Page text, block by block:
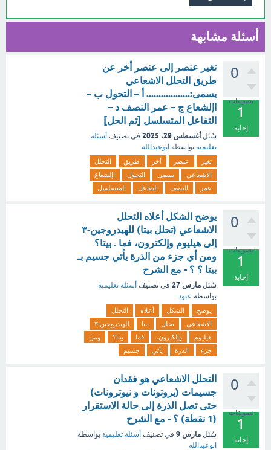
أسئلة مشابهة
0
تصويتات
1
إجابة
تغير عنصر إلى عنصر أخر عن
طريق التحلل الاشعاعي
يسمى:.................. أ – التحول ب –
اإلشعاع ج – عمر النصف د –
التفاعل المتسلسل [تم الحل]
سُئل أغسطس 29، 2025 في تصنيف أسئلة
تعليمية بواسطة ابوعبدالله
تغير عنصر أخر طريق
التحلل
الاشعاعي
يسمى التحول
اإلشعاع
عمر
النصف التفاعل المتسلسل
0
تصويتات
1
إجابة
يوضح الشكل أعلاه التحلل
الاشعاعي (تحلل بيتا) للهيدروجين-٣
إلى هيليوم وإلكترون، فما . بيتا؟
ومن أي جزء من الذرة يأتي جسيم بـ
بيتا ؟ ؟ - مع الشرح
سُئل مارس 27 في تصنيف أسئلة تعليمية
بواسطة عبود
يوضح الشكل أعلاه
التحلل
الاشعاعي
تحلل بيتا
للهيدروجين-٣
هيليوم
وإلكترون، فما بيتا؟
ومن
جزء
الذرة يأتي جسيم
0
تصويتات
1
إجابة
التحلل الاشعاعي هو فقدان
جسيمات (بروتونات و نيوترونات)
حتى تصل الذرة إلى حالة الاستقرار
(1 نقطة) ؟ - مع الشرح
سُئل مارس 9 في تصنيف أسئلة تعليمية بواسطة
ابوعبدالله